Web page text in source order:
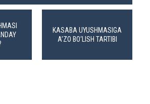
KASABA UYUSHMASIGA
A’ZO BO‘LISH TARTIBI